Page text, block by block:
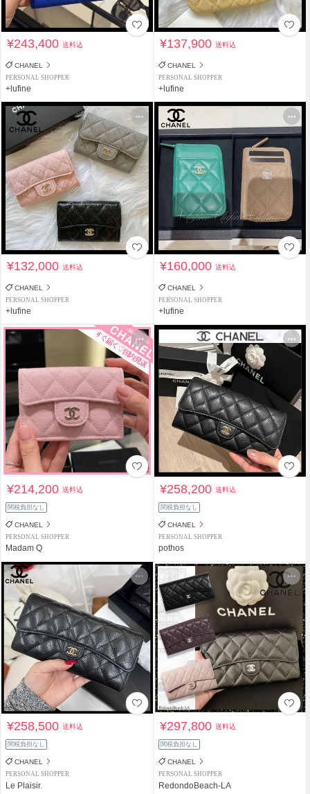
¥243,400送料込
CHANEL
PERSONAL SHOPPER
+lufine
¥137,900送料込
CHANEL
PERSONAL SHOPPER
+lufine
¥132,000送料込
CHANEL
PERSONAL SHOPPER
+lufine
¥160,000送料込
CHANEL
PERSONAL SHOPPER
+lufine
¥214,200送料込
関税負担なし
CHANEL
PERSONAL SHOPPER
Madam Q
¥258,200送料込
関税負担なし
CHANEL
PERSONAL SHOPPER
pothos
¥258,500送料込
関税負担なし
CHANEL
PERSONAL SHOPPER
Le Plaisir.
¥297,800送料込
関税負担なし
CHANEL
PERSONAL SHOPPER
RedondoBeach-LA